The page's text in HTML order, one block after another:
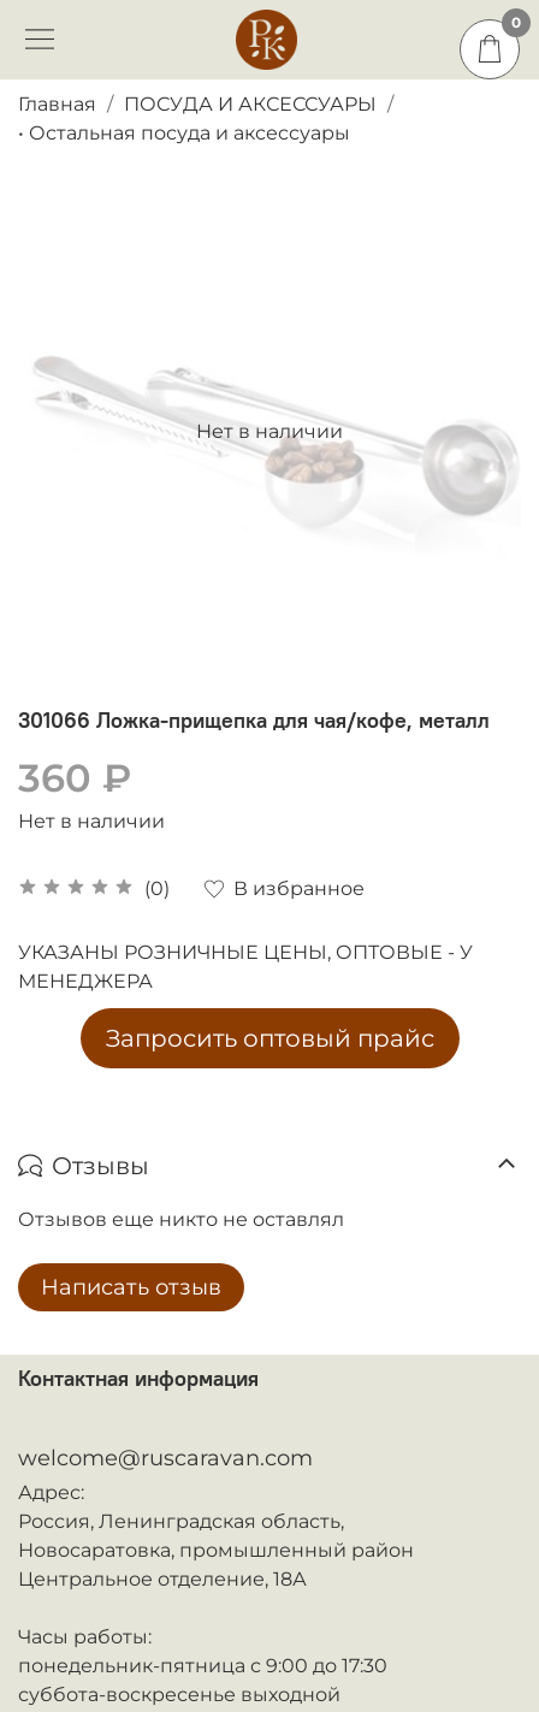
0
Главная
ПОСУДА И АКСЕССУАРЫ
• Остальная посуда и аксессуары
Нет в наличии
301066 Ложка-прищепка для чая/кофе, металл
(0) В избранное
360 ₽
Нет в наличии
УКАЗАНЫ РОЗНИЧНЫЕ ЦЕНЫ, ОПТОВЫЕ - У
МЕНЕДЖЕРА
Запросить оптовый прайс
Отзывы
Отзывов еще никто не оставлял
Написать отзыв
Контактная информация
welcome@ruscaravan.com
Адрес:
Россия, Ленинградская область,
Новосаратовка, промышленный район
Центральное отделение, 18А
Часы работы:
понедельник-пятница с 9:00 до 17:30
суббота-воскресенье выходной
0